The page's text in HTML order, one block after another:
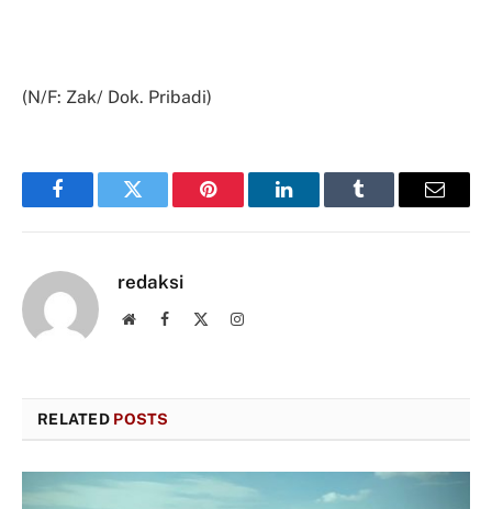
(N/F: Zak/ Dok. Pribadi)
FacebookTwitter Pinterest LinkedInTumblr Email
redaksi
WebsiteFacebook Instagram
RELATED POSTS